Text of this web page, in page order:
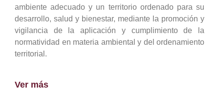
ambiente adecuado y un territorio ordenado para su
desarrollo, salud y bienestar, mediante la promoción y
vigilancia de la aplicación y cumplimiento de la
normatividad en materia ambiental y del ordenamiento
territorial.
Ver más